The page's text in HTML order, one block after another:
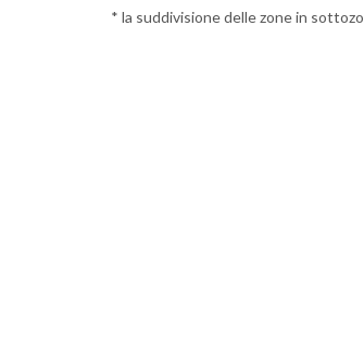
* la suddivisione delle zone in